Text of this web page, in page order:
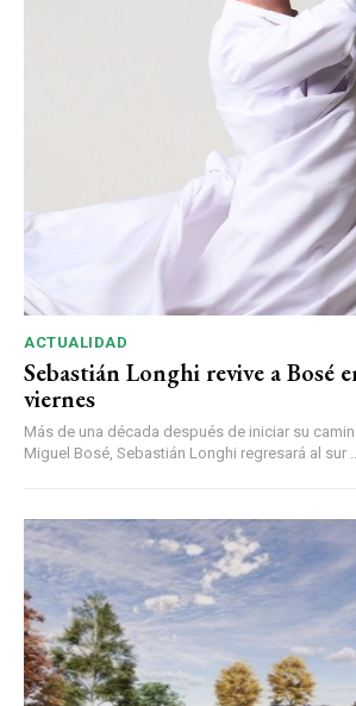
ACTUALIDAD
Sebastián Longhi revive a Bosé
viernes
Más de una década después de iniciar su
Miguel Bosé, Sebastián Longhi regresará al sur ...